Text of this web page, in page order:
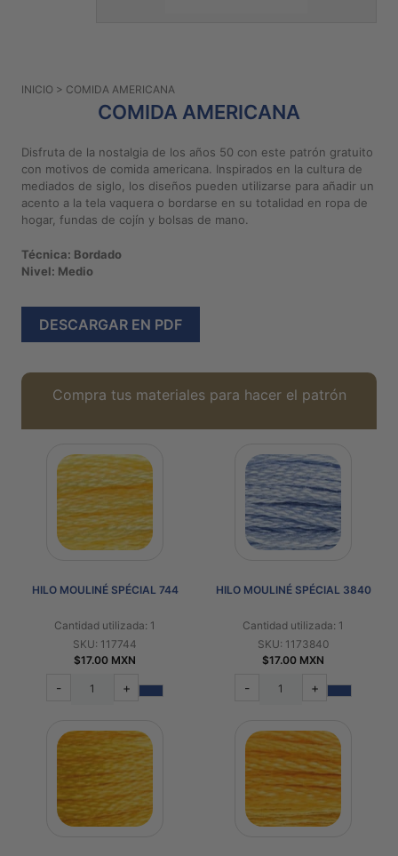
frecuentes
Políticas
Compra
Diseños
Para
INICIO > COMIDA AMERICANA
COMIDA AMERICANA
Disfruta de la nostalgia de los años 50 con este patrón gratuito
con motivos de comida americana. Inspirados en la cultura de
mediados de siglo, los diseños pueden utilizarse para añadir un
acento a la tela vaquera o bordarse en su totalidad en ropa de
hogar, fundas de cojín y bolsas de mano.
Técnica: Bordado
Nivel: Medio
DESCARGAR EN PDF
Compra tus materiales para hacer el patrón
HILO MOULINÉ SPÉCIAL 744
Cantidad utilizada: 1
SKU: 117744
$17.00 MXN
- +
HILO MOULINÉ SPÉCIAL 3840
Cantidad utilizada: 1
SKU: 1173840
$17.00 MXN
- +